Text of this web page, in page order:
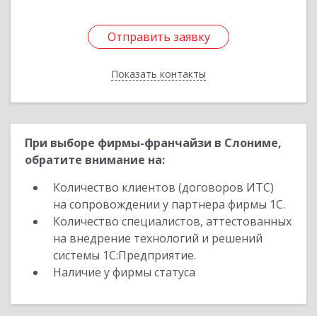
Отправить заявку
Показать контакты
Отправить заявку
Назад
При выборе фирмы-франчайзи в Слониме,
обратите внимание на:
Количество клиентов (договоров ИТС)
на сопровождении у партнера фирмы 1С.
Количество специалистов, аттестованных
на внедрение технологий и решений
системы 1С:Предприятие.
Наличие у фирмы статуса